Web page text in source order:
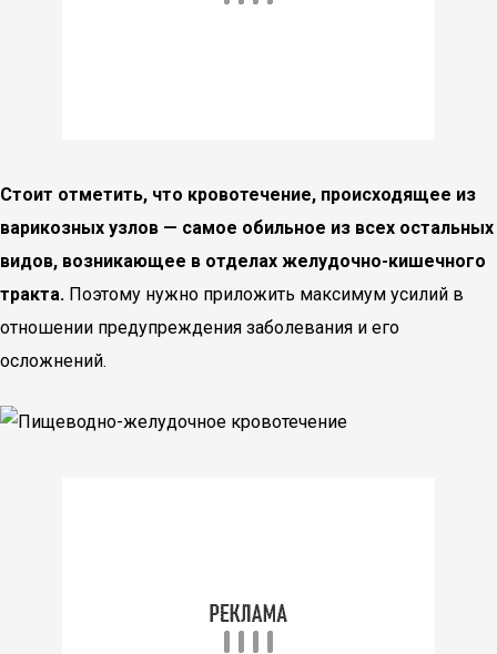
Стоит отметить, что кровотечение, происходящее из
варикозных узлов — самое обильное из всех остальных
видов, возникающее в отделах желудочно-кишечного
тракта. Поэтому нужно приложить максимум усилий в
отношении предупреждения заболевания и его
осложнений.